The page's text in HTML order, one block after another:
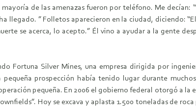
de las amenazas fueron por teléfono. Me decían:
llegado. ” Folletos aparecieron en la ciudad, diciendo:
se acerca, lo acepto.” Él vino a ayudar a la gente
Fortuna Silver Mines, una empresa dirigida por
prospección había tenido lugar durante
pequeña. En 2006 el gobierno federal otorgó a la
Hoy se excava y aplasta 1.500 toneladas de